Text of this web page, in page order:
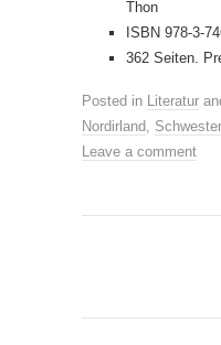
Thon
ISBN 978-3-
362 Seiten.
Posted in Literatur
Nordirland
Leave a comment